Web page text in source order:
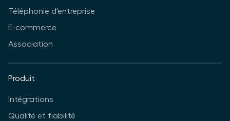
Téléphonie d'entreprise
E-commerce
Association
Produit
Intégrations
Qualité et fiabilité